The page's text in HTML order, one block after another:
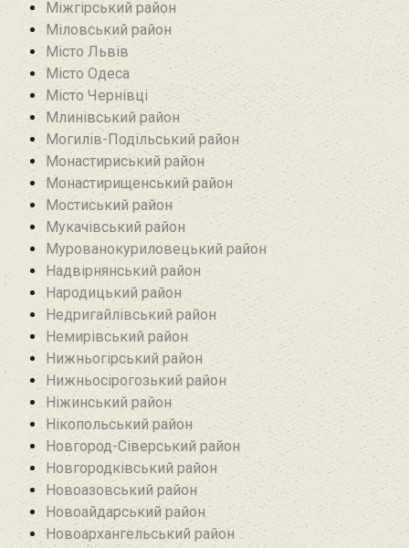
Міжгірський район
Міловський район‎
Місто Львів
Місто Одеса
Місто Чернівці
Млинівський район‎
Могилів-Подільський район
Монастириський район
Монастирищенський район
Мостиський район
Мукачівський район
Мурованокуриловецький район
Надвірнянський район
Народицький район‎
Недригайлівський район‎
Немирівський район
Нижньогірський район
Нижньосірогозький район
Ніжинський район
Нікопольський район
Новгород-Сіверський район
Новгородківський район
Новоазовський район
Новоайдарський район‎
Новоархангельський район